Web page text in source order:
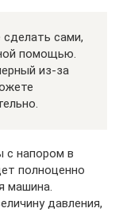
сами,
помощью.
из-за
с напором в
полноценно
машина.
давления,